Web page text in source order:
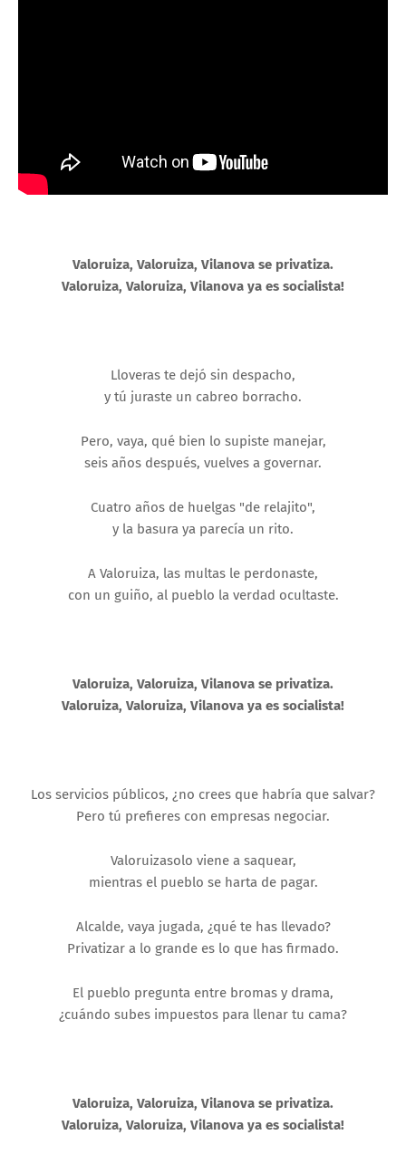
Valoruiza, Valoruiza, Vilanova se privatiza.
Valoruiza, Valoruiza, Vilanova ya es socialista!
Lloveras te dejó sin despacho,
y tú juraste un cabreo borracho.
Pero, vaya, qué bien lo supiste manejar,
seis años después, vuelves a governar.
Cuatro años de huelgas "de relajito",
y la basura ya parecía un rito.
A Valoruiza, las multas le perdonaste,
con un guiño, al pueblo la verdad ocultaste.
Valoruiza, Valoruiza, Vilanova se privatiza.
Valoruiza, Valoruiza, Vilanova ya es socialista!
Los servicios públicos, ¿no crees que habría que salvar?
Pero tú prefieres con empresas negociar.
Valoruizasolo viene a saquear,
mientras el pueblo se harta de pagar.
Alcalde, vaya jugada, ¿qué te has llevado?
Privatizar a lo grande es lo que has firmado.
El pueblo pregunta entre bromas y drama,
¿cuándo subes impuestos para llenar tu cama?
Valoruiza, Valoruiza, Vilanova se privatiza.
Valoruiza, Valoruiza, Vilanova ya es socialista!